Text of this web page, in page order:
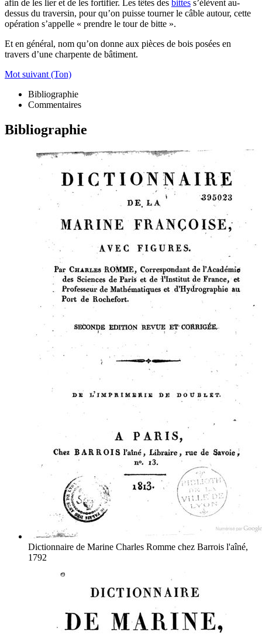
afin de les lier et de les fortifier. Les têtes des bittes s’élèvent au-
dessus du traversin, pour qu’on puisse tourner le câble autour, cette
opération s’appelle « prendre le tour de bitte ».
Et en général, nom qu’on donne aux pièces de bois posées en
travers d’une charpente de bâtiment.
Mot suivant (Ton)
Bibliographie
Commentaires
Bibliographie
Dictionnaire de Marine Charles Romme chez Barrois l'aîné,
1792